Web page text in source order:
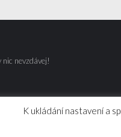
nevzdávej!
| Tréninkové tipy,
K ukládání nastavení a